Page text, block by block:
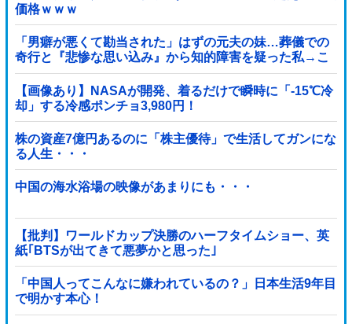
価格ｗｗｗ
「男癖が悪くて勘当された」はずの元夫の妹…葬儀での
奇行と『悲惨な思い込み』から知的障害を疑った私→こ
っそり病院へ誘導し行政保護させた話
【画像あり】NASAが開発、着るだけで瞬時に「-15℃冷
却」する冷感ポンチョ3,980円！
株の資産7億円あるのに「株主優待」で生活してガンにな
る人生・・・
中国の海水浴場の映像があまりにも・・・
【批判】ワールドカップ決勝のハーフタイムショー、英
紙｢BTSが出てきて悪夢かと思った｣
「中国人ってこんなに嫌われているの？」日本生活9年目
で明かす本心！